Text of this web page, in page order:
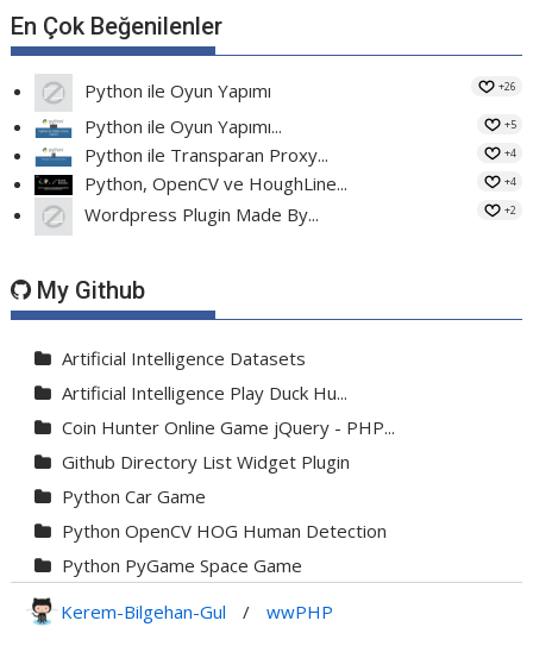
En Çok Beğenilenler
Python ile Oyun Yapımı +26
Python ile Oyun Yapımı... +5
Python ile Transparan Proxy... +4
Python, OpenCV ve HoughLine... +4
Wordpress Plugin Made By... +2
My Github
Artificial Intelligence Datasets
Artificial Intelligence Play Duck Hu...
Coin Hunter Online Game jQuery - PHP...
Github Directory List Widget Plugin
Python Car Game
Python OpenCV HOG Human Detection
Python PyGame Space Game
Python PyGame Yılan Oyunu - Snake G...
Kerem-Bilgehan-Gul / wwPHP